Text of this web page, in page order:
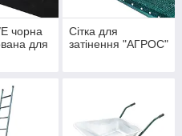
чорна
для
Сітка для
затінення "АГРОС"